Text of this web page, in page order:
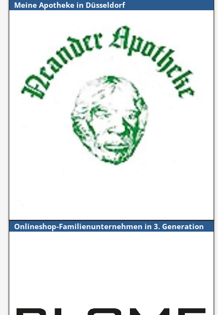
Meine Apotheke in Düsseldorf
Onlineshop-Familienunternehmen in 3. Generation